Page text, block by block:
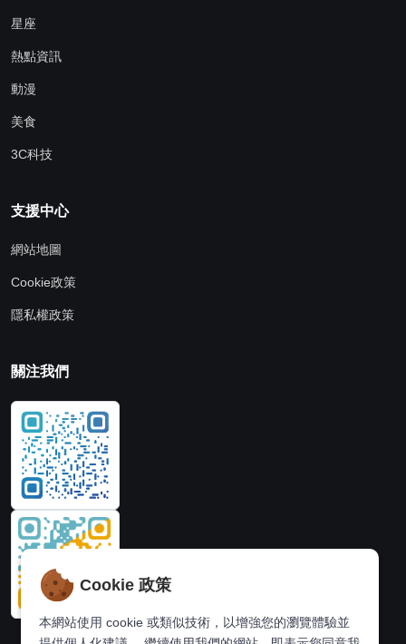
星座
熱點資訊
動漫
美食
3C科技
支援中心
網站地圖
Cookie政策
隱私權政策
關注我們
Cookie 政策
本網站使用 cookie 或類似技術，以增強您的瀏覽體驗並